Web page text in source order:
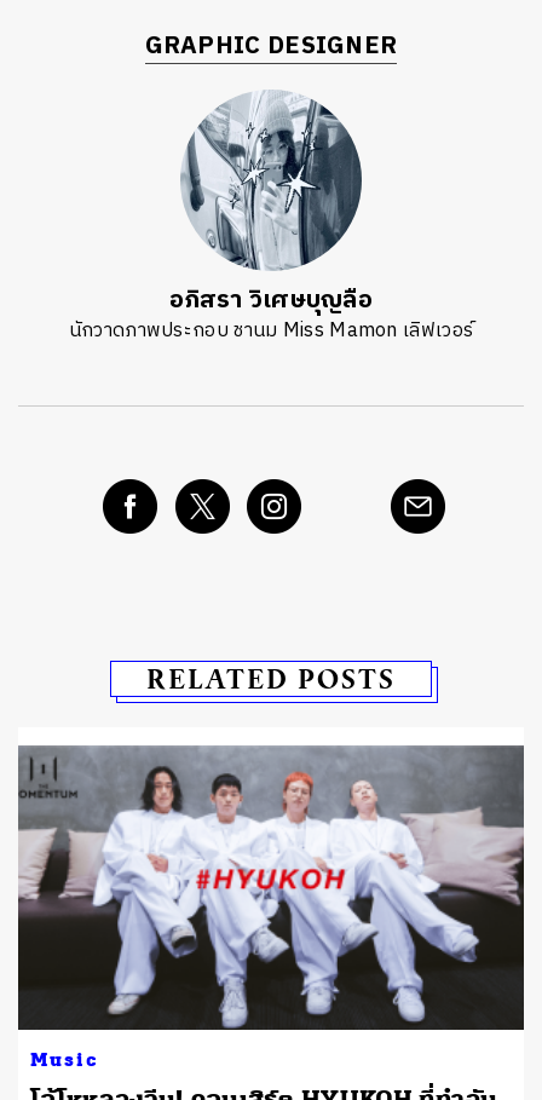
GRAPHIC DESIGNER
อภิสรา วิเศษบุญลือ
นักวาดภาพประกอบ ชานม Miss Mamon เลิฟเวอร์
RELATED POSTS
Music